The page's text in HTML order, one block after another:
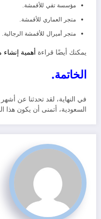
مؤسسة تقي للأقمشة.
متجر العماري للأقمشة.
متجر أميرال للأقمشة الرجالية.
يمكنك أيضًا قراءة أهمية إنشاء
الخاتمة.
في النهاية، لقد تحدثنا عن
السعودية، أتمنى أن يكون هذا